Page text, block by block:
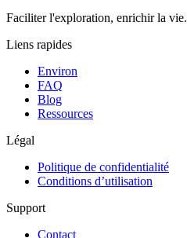
Faciliter l'exploration, enrichir la vie.
Liens rapides
Environ
FAQ
Blog
Ressources
Légal
Politique de confidentialité
Conditions d’utilisation
Support
Contact